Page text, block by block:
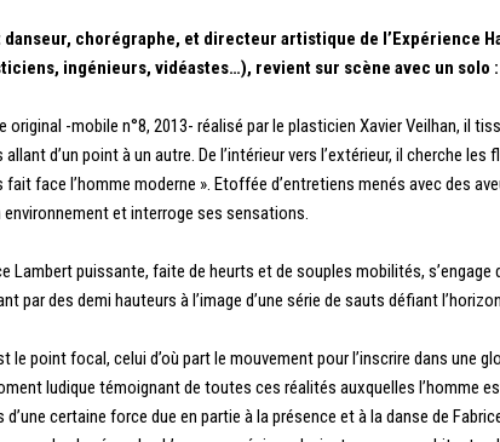
chorégraphe, et directeur artistique de l’Expérience
ingénieurs, vidéastes…), revient sur scène avec un solo :
original -mobile n°8, 2013- réalisé par le plasticien Xavier Veilhan, il
d’un point à un autre. De l’intérieur vers l’extérieur, il cherche
face l’homme moderne ». Etoffée d’entretiens menés avec des
environnement et interroge ses sensations.
Lambert puissante, faite de heurts et de souples mobilités,
par des demi hauteurs à l’image d’une série de sauts défiant
le point focal, celui d’où part le mouvement pour l’inscrire dans une
ludique témoignant de toutes ces réalités auxquelles l’homme
d’une certaine force due en partie à la présence et à la danse de